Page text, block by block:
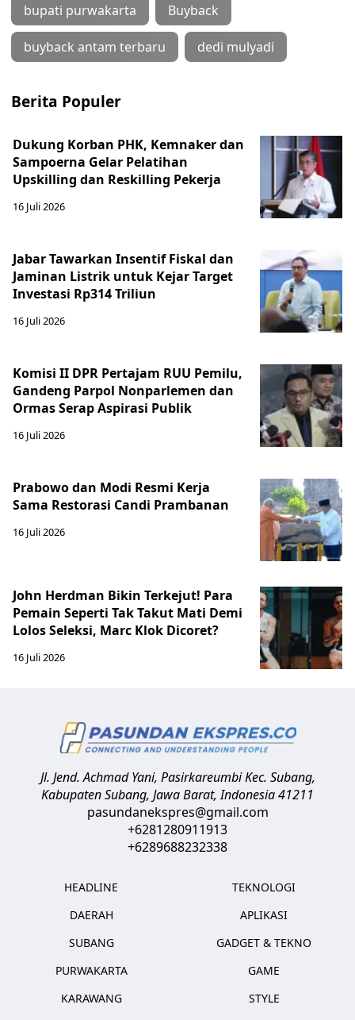
bupati purwakarta Buyback
buyback antam terbaru dedi mulyadi
Berita Populer
Dukung Korban PHK, Kemnaker dan
Sampoerna Gelar Pelatihan
Upskilling dan Reskilling Pekerja
16 Juli 2026
Jabar Tawarkan Insentif Fiskal dan
Jaminan Listrik untuk Kejar Target
Investasi Rp314 Triliun
16 Juli 2026
Komisi II DPR Pertajam RUU Pemilu,
Gandeng Parpol Nonparlemen dan
Ormas Serap Aspirasi Publik
16 Juli 2026
Prabowo dan Modi Resmi Kerja
Sama Restorasi Candi Prambanan
16 Juli 2026
John Herdman Bikin Terkejut! Para
Pemain Seperti Tak Takut Mati Demi
Lolos Seleksi, Marc Klok Dicoret?
16 Juli 2026
Jl. Jend. Achmad Yani, Pasirkareumbi Kec. Subang,
Kabupaten Subang, Jawa Barat,Indonesia41211
pasundanekspres@gmail.com
+6281280911913
+6289688232338
HEADLINE
DAERAH
SUBANG
PURWAKARTA
KARAWANG
TEKNOLOGI
APLIKASI
GADGET & TEKNO
GAME
STYLE